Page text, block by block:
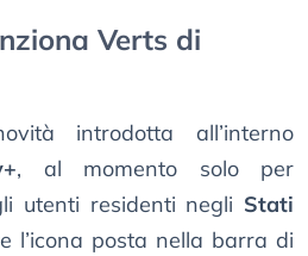
Verts di
introdotta all’interno
, al momento solo per
utenti residenti negli Stati
l’icona posta nella barra di